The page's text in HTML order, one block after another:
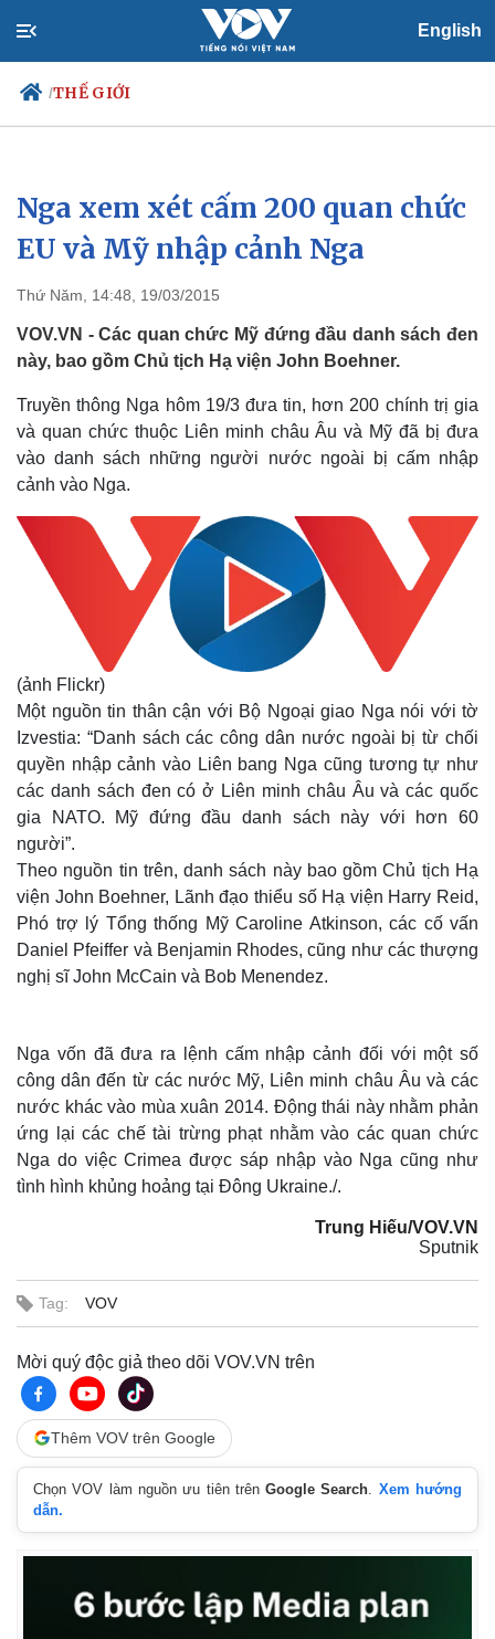
English
/THẾ GIỚI
Chính trị
Đảng
Tổ chức nhân sự
Nhận diện sự thật
Xã hội
Tin 24h
Dự báo thời tiết
Việc làm
Biển đảo
Nga xem xét cấm 200 quan chức
EU và Mỹ nhập cảnh Nga
Thứ Năm, 14:48, 19/03/2015
VOV.VN - Các quan chức Mỹ đứng đầu danh sách đen
này, bao gồm Chủ tịch Hạ viện John Boehner.
Truyền thông Nga hôm 19/3 đưa tin, hơn 200 chính trị gia
và quan chức thuộc Liên minh châu Âu và Mỹ đã bị đưa
vào danh sách những người nước ngoài bị cấm nhập
cảnh vào Nga.
(ảnh Flickr)
Một nguồn tin thân cận với Bộ Ngoại giao Nga nói với tờ
Izvestia: “Danh sách các công dân nước ngoài bị từ chối
quyền nhập cảnh vào Liên bang Nga cũng tương tự như
các danh sách đen có ở Liên minh châu Âu và các quốc
gia NATO. Mỹ đứng đầu danh sách này với hơn 60
người”.
Theo nguồn tin trên, danh sách này bao gồm Chủ tịch Hạ
viện John Boehner, Lãnh đạo thiểu số Hạ viện Harry Reid,
Phó trợ lý Tổng thống Mỹ Caroline Atkinson, các cố vấn
Daniel Pfeiffer và Benjamin Rhodes, cũng như các thượng
nghị sĩ John McCain và Bob Menendez.
Nga vốn đã đưa ra lệnh cấm nhập cảnh đối với một số
công dân đến từ các nước Mỹ, Liên minh châu Âu và các
nước khác vào mùa xuân 2014. Động thái này nhằm phản
ứng lại các chế tài trừng phạt nhằm vào các quan chức
Nga do việc Crimea được sáp nhập vào Nga cũng như
tình hình khủng hoảng tại Đông Ukraine./.
Trung Hiếu/VOV.VN
Sputnik
Tag: VOV
Mời quý độc giả theo dõi VOV.VN trên
Thêm VOV trên Google
Chọn VOV làm nguồn ưu tiên trênGoogle Search
Xem hướng
dẫn.